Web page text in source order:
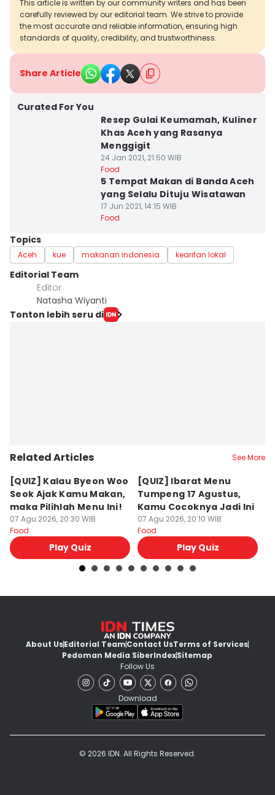
This article is written by our community writers and has been
carefully reviewed by our editorial team. We strive to provide
the most accurate and reliable information, ensuring high
standards of quality, credibility, and trustworthiness.
Share Article
Curated For You
Resep Gulai Keumamah, Kuliner
Khas Aceh yang Rasanya
Menggigit
24 Jan 2021, 21:50 WIB
Food
5 Tempat Makan di Banda Aceh
yang Selalu Dituju Wisatawan
17 Jun 2021, 14:15 WIB
Food
Topics
Aceh kue makanan indonesia kearifan lokal
Editorial Team
Editor
Natasha Wiyanti
Tonton lebih seru di
Related Articles See More
[QUIZ] Kalau Byeon Woo
Seok Ajak Kamu Makan,
maka Pilihlah Menu Ini!
07 Agu 2026, 20:30 WIB
Food
Play Quiz
[QUIZ] Ibarat Menu
Tumpeng 17 Agustus,
Kamu Cocoknya Jadi Ini
07 Agu 2026, 20:10 WIB
Food
Play Quiz
About UsEditorial TeamContact UsTerms of Services
Pedoman Media SiberIndexSitemap
Follow Us
Download
© 2026 IDN. All Rights Reserved.